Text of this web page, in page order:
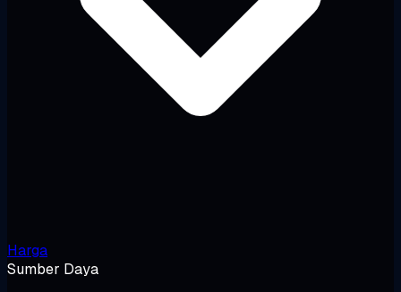
Harga
Sumber Daya